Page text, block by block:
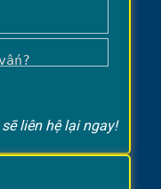
liên hệ lại ngay!